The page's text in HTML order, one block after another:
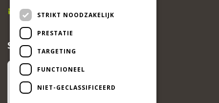
E-mail
info@beekertuincentrum.nl
SCHRIJF EEN RECENSIE EN WIN!
STRIKT NOODZAKELIJK
PRESTATIE
TARGETING
FUNCTIONEEL
NIET-GECLASSIFICEERD